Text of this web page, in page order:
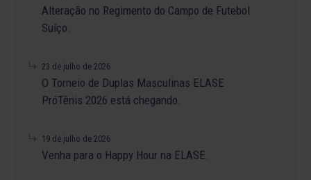
Alteração no Regimento do Campo de Futebol
Suíço.
23 de julho de 2026
O Torneio de Duplas Masculinas ELASE
PróTênis 2026 está chegando.
19 de julho de 2026
Venha para o Happy Hour na ELASE.